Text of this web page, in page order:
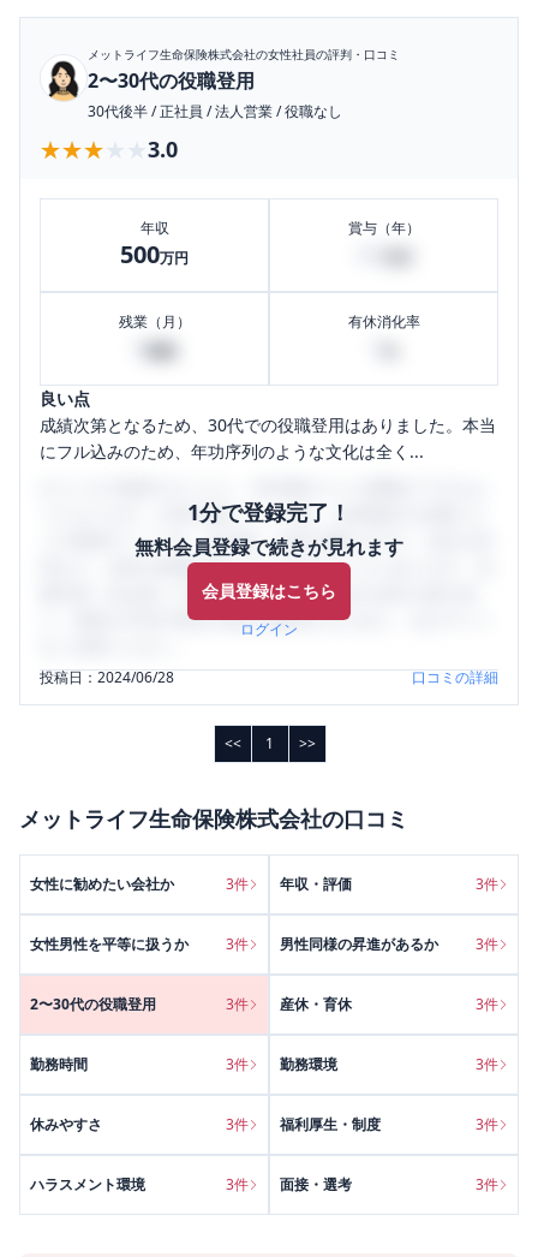
メットライフ生命保険株式会社の女性社員の評判・口コミ
2〜30代の役職登用
30代後半/正社員 /法人営業/役職なし
★★★★★
★★★★★ 3.0
年収
500万円
賞与（年）
残業（月） 有休消化率
良い点
成績次第となるため、30代での役職登用はありました。本当
にフル込みのため、年功序列のような文化は全く...
1分で登録完了！
無料会員登録で続きが見れます
会員登録はこちら
ログイン
うになります。SHEHUB(シーハブ)は、女性限定の企業口コ
ミの投稿サイトです。給与面・女性の働きやすさ・会社の評
判など、女性の転職は気にすべき点がたくさんあります。先
輩社員（元社員）の口コミを通して、本当の会社の姿を知
り、将来の不安や現在の悩みを解消するために、ぜひサイト
投稿日：2024/06/28 口コミの詳細
<< 1 >>
メットライフ生命保険株式会社の口コミ
女性に勧めたい会社か 3件 年収・評価 3件
女性男性を平等に扱うか 3件 男性同様の昇進があるか 3件
2〜30代の役職登用 3件 産休・育休 3件
勤務時間 3件 勤務環境 3件
休みやすさ 3件 福利厚生・制度 3件
ハラスメント環境 3件 面接・選考 3件